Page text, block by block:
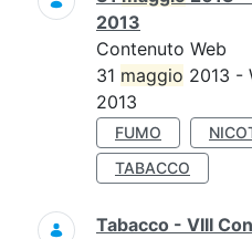
2013
Contenuto Web
31 maggio 2013 -
2013
FUMO
TABACCO
Tabacco - VIII